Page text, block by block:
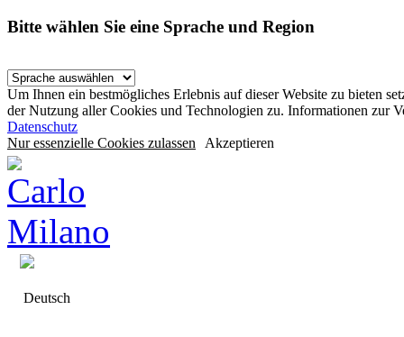
Bitte wählen Sie eine Sprache und Region
Um Ihnen ein bestmögliches Erlebnis auf dieser Website zu bieten
der Nutzung aller Cookies und Technologien zu. Informationen zur
Datenschutz
Nur essenzielle Cookies zulassen Akzeptieren
Deutsch